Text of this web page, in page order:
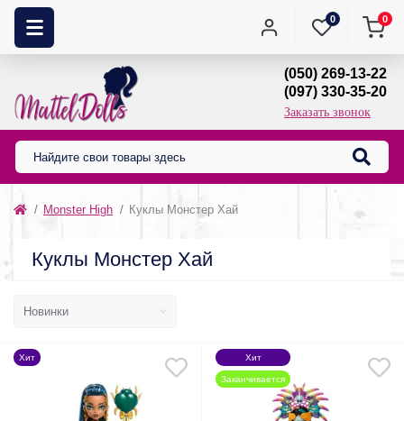
0 0
(050) 269-13-22
(097) 330-35-20
Заказать звонок
Monster High Куклы Монстер Хай
Куклы Монстер Хай
Хит Хит
Заканчивается